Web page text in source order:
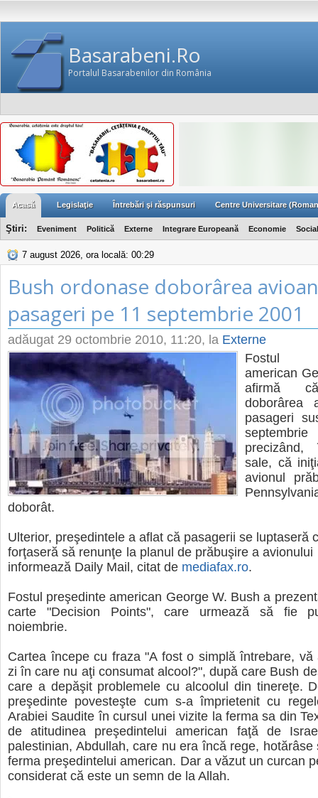
Basarabeni.Ro
Portalul Basarabenilor din România
Acasă Legislaţie Întrebări şi răspunsuri Centre Universitare
Ştiri: Eveniment Politică Externe Integrare Europeană Economie Social
7 august 2026, ora locală: 00:29
Bush ordonase doborârea
pasageri pe 11 septembrie 2001
adăugat 29 octombrie 2010, 11:20, la Externe
Fostul
american
afirmă
doborârea
pasageri
precizând,
sale, că
avionul
doborât.
Ulterior, preşedintele a aflat că pasagerii se luptaseră
forţaseră să renunţe la planul de prăbuşire a avionului
informează Daily Mail, citat de mediafax.ro.
Fostul preşedinte american George W. Bush a
carte "Decision Points", care urmează să fie
noiembrie.
Cartea începe cu fraza "A fost o simplă întrebare, vă
zi în care nu aţi consumat alcool?", după care Bush
care a depăşit problemele cu alcoolul din tinereţe.
preşedinte povesteşte cum s-a împrietenit cu
Arabiei Saudite în cursul unei vizite la ferma sa din
de atitudinea preşedintelui american faţă de
palestinian, Abdullah, care nu era încă rege, hotărâse
ferma preşedintelui american. Dar a văzut un curcan
considerat că este un semn de la Allah.